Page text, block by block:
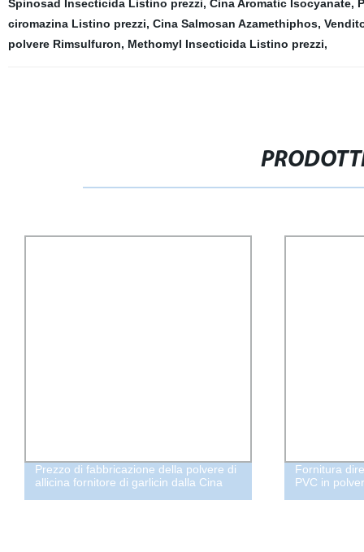
Spinosad Insecticida Listino prezzi, Cina Aromatic Isocyanate,
ciromazina Listino prezzi, Cina Salmosan Azamethiphos,
polvere Rimsulfuron, Methomyl Insecticida Listino prezzi,
Prezzo di fabbricazione della polvere di
allicina fornitore di garlicin dalla Cina
Fornitura
PVC in